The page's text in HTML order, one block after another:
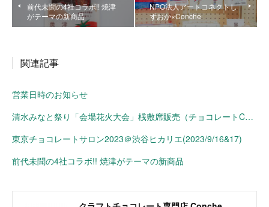
前代未聞の4社コラボ!! 焼津
がテーマの新商品
NPO法人アートコネクトし
ずおか×Conche
関連記事
営業日時のお知らせ
清水みなと祭り「会場花火大会」桟敷席販売（チョコレートConche）
東京チョコレートサロン2023＠渋谷ヒカリエ(2023/9/16&17)
前代未聞の4社コラボ!! 焼津がテーマの新商品